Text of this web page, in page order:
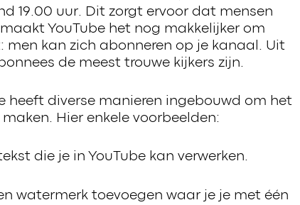
19.00 uur. Dit zorgt ervoor dat mensen
YouTube het nog makkelijker om
kan zich abonneren op je kanaal. Uit
de meest trouwe kijkers zijn.
heeft diverse manieren ingebouwd om het
Hier enkele voorbeelden:
die je in YouTube kan verwerken.
watermerk toevoegen waar je je met één